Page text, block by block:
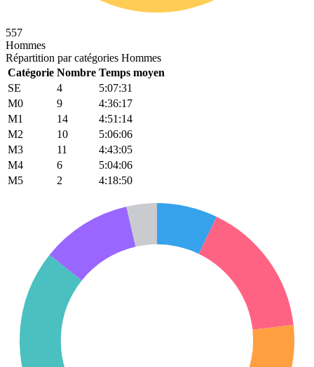
557
Hommes
Répartition par catégories Hommes
Catégorie Nombre Temps moyen
SE
4
5:07:31
M0
9
4:36:17
M1
14
4:51:14
M2
10
5:06:06
M3
11
4:43:05
M4
6
5:04:06
M5
2 4:18:50